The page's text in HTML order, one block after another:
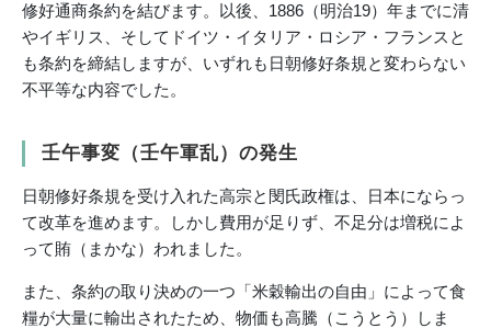
修好通商条約を結びます。以後、1886（明治19）年までに清
やイギリス、そしてドイツ・イタリア・ロシア・フランスと
も条約を締結しますが、いずれも日朝修好条規と変わらない
不平等な内容でした。
壬午事変（壬午軍乱）の発生
日朝修好条規を受け入れた高宗と閔氏政権は、日本にならっ
て改革を進めます。しかし費用が足りず、不足分は増税によ
って賄（まかな）われました。
また、条約の取り決めの一つ「米穀輸出の自由」によって食
糧が大量に輸出されたため、物価も高騰（こうとう）しま